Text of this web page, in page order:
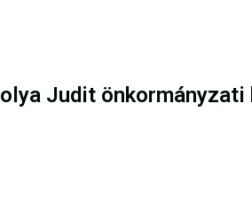
Judit önkormányzati